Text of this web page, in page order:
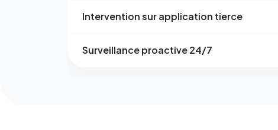
Intervention sur application tierce
Surveillance proactive 24/7